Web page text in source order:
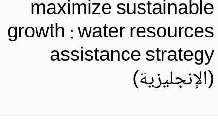
maximize
growth : water
assistance